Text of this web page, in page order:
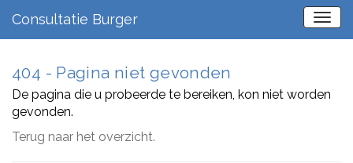
Consultatie Burger
404 - Pagina niet gevonden
De pagina die u probeerde te bereiken, kon niet worden
gevonden.
Terug naar het overzicht.